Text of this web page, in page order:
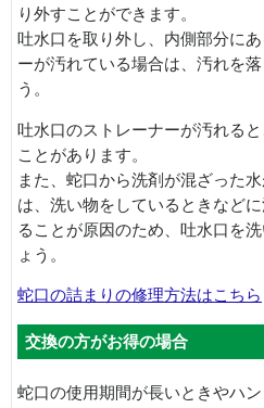
り外すことができます。
吐水口を取り外し、内側部分に
ーが汚れている場合は、汚れを
う。
吐水口のストレーナーが汚れる
ことがあります。
また、蛇口から洗剤が混ざった
は、洗い物をしているときなど
ることが原因のため、吐水口を
ょう。
蛇口の詰まりの修理方法はこちら
交換の方がお得の場合
蛇口の使用期間が長いときやハ